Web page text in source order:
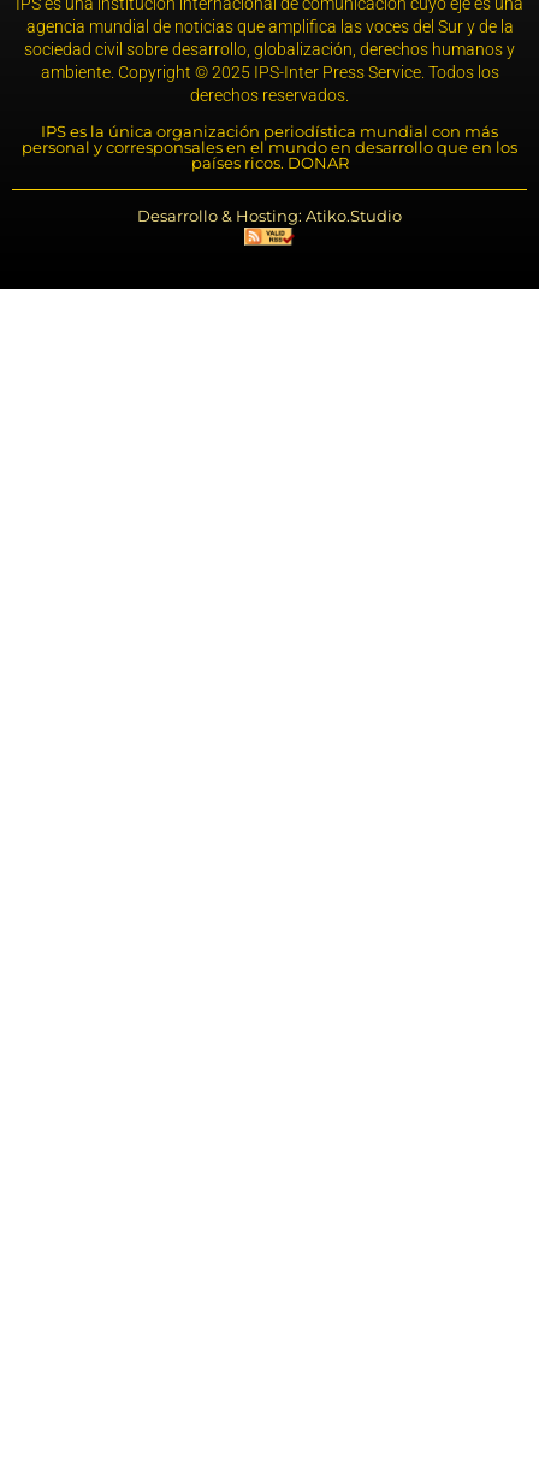
agencia mundial de noticias que amplifica las voces del Sur y de la
sociedad civil sobre desarrollo, globalización, derechos humanos y
ambiente. Copyright © 2025 IPS-Inter Press Service. Todos los
derechos reservados.
IPS es la única organización periodística mundial con más
personal y corresponsales en el mundo en desarrollo que en los
países ricos. DONAR
Desarrollo & Hosting: Atiko.Studio